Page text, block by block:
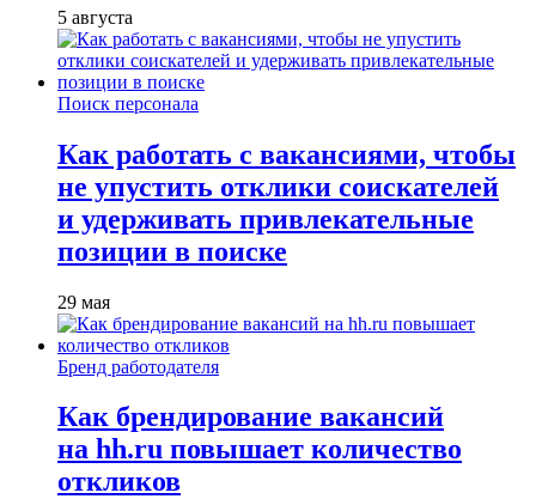
5 августа
Поиск персонала
Как работать с вакансиями, чтобы
не упустить отклики соискателей
и удерживать привлекательные
позиции в поиске
29 мая
Бренд работодателя
Как брендирование вакансий
на hh.ru повышает количество
откликов